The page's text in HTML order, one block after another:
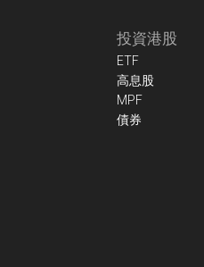
投資港股
ETF
高息股
MPF
債券